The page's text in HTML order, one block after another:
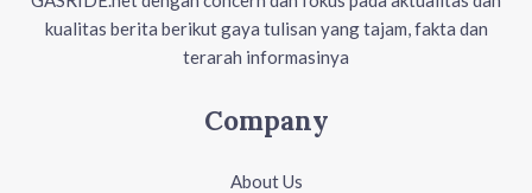
kualitas berita berikut gaya tulisan yang tajam, fakta dan
terarah informasinya
Company
About Us